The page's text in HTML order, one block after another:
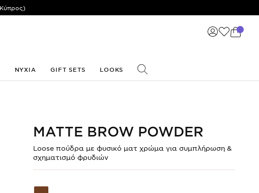
ΝΥΧΙΑ GIFT SETS LOOKS
MATTE BROW POWDER
Loose πούδρα με φυσικό ματ χρώμα για συμπλήρωση &
σχηματισμό φρυδιών
Shade